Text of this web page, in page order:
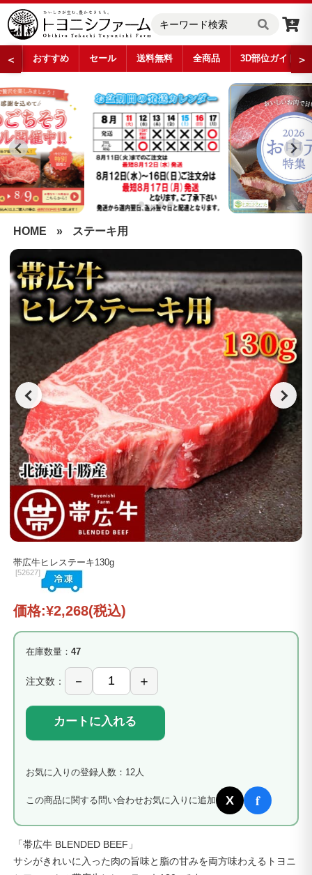
＜ おすすめ セール 送料無料 全商品 3D部位ガイド ＞
HOME » ステーキ用
帯広牛ヒレステーキ130g
[52627]
価格:¥2,268(税込)
在庫数量： 47
注文数：
カートに入れる
お気に入りの登録人数：12人
この商品に関する問い合わせお気に入りに追加 X f
「帯広牛 BLENDED BEEF」
サシがきれいに入った肉の旨味と脂の甘みを両方味わえるトヨニ